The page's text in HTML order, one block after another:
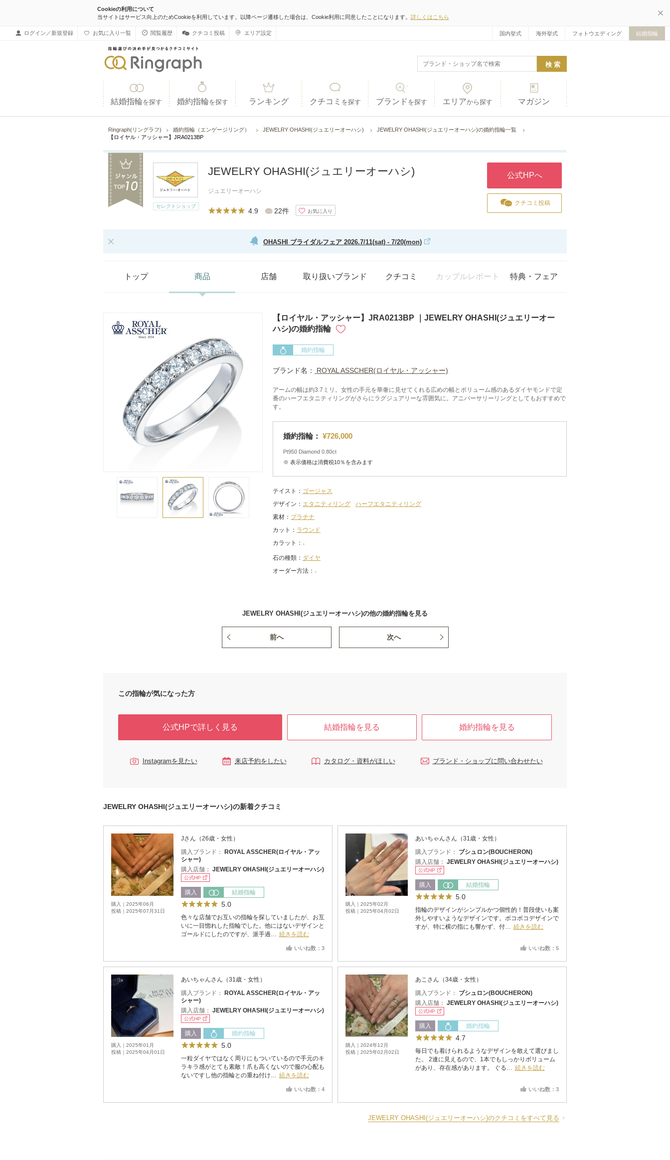
Cookieの利用について
当サイトはサービス向上のためCookieを利用しています。以降ページ遷移した場合は、Cookie利用に同意したことになります。 詳しくはこちら
ログイン／新規登録 お気に入り一覧 閲覧履歴 クチコミ投稿 エリア設定 国内挙式 海外挙式 フォトウエディング 結婚指輪
結婚指輪を探す 婚約指輪を探す ランキング クチコミ を探す ブランド を探す エリアから探す マガジン
Ringraph(リングラフ) 婚約指輪（エンゲージリング） JEWELRY OHASHI(ジュエリーオーハシ)
JEWELRY OHASHI(ジュエリーオーハシ)の婚約指輪一覧
【ロイヤル・アッシャー】JRA0213BP
セレクトショップ
JEWELRY OHASHI(ジュエリーオーハシ)
ジュエリーオーハシ
4.9 22件 お気に入り
公式HPへ
クチコミ投稿
OHASHI ブライダルフェア 2026.7/11(sat) - 7/20(mon)
トップ 商品 店舗 取り扱いブランド クチコミ カップルレポート 特典・フェア
【ロイヤル・アッシャー】JRA0213BP ｜JEWELRY OHASHI(ジュエリーオー
ハシ)の婚約指輪
婚約指輪
ブランド名： ROYAL ASSCHER(ロイヤル・アッシャー)
アームの幅は約3.7ミリ。女性の手元を華奢に見せてくれる広めの幅とボリューム感のあるダイヤモンドで定
番のハーフエタニティリングがさらにラグジュアリーな雰囲気に。アニバーサリーリングとしてもおすすめで
す。
婚約指輪： ¥726,000
Pt950 Diamond 0.80ct
※ 表示価格は消費税10％を含みます
テイスト
ゴージャス
デザイン
エタニティリング
ハーフエタニティリング
素材
プラチナ
カット
ラウンド
カラット
石の種類
ダイヤ
オーダー方法
JEWELRY OHASHI(ジュエリーオーハシ)の他の婚約指輪を見る
前へ 次へ
この指輪が気になった方
公式HPで詳しく見る 結婚指輪を見る 婚約指輪を見る
Instagramを見たい 来店予約をしたい カタログ・資料がほしい ブランド・ショップに問い合わせたい
JEWELRY OHASHI(ジュエリーオーハシ)の新着クチコミ
購入｜2025年06月
投稿｜2025年07月31日
Jさん（26歳・女性）
購入ブランド：
ROYAL ASSCHER(ロイヤル・アッ
シャー)
購入店舗： JEWELRY OHASHI(ジュエリーオーハシ)
公式HP
購入 結婚指輪
5.0
色々な店舗でお互いの指輪を探していましたが、お互
いに一目惚れした指輪でした。他にはないデザインと
ゴールドにしたのですが、派手過… 続きを読む
いいね数：3
購入｜2025年02月
投稿｜2025年04月02日
あいちゃんさん（31歳・女性）
購入ブランド： ブシュロン(BOUCHERON)
購入店舗： JEWELRY OHASHI(ジュエリーオーハシ)
公式HP
購入 結婚指輪
5.0
指輪のデザインがシンプルかつ個性的！普段使いも案
外しやすいようなデザインです。ボコボコデザインで
すが、特に横の指にも響かず、付… 続きを読む
いいね数：5
購入｜2025年01月
投稿｜2025年04月01日
あいちゃんさん（31歳・女性）
購入ブランド：
ROYAL ASSCHER(ロイヤル・アッ
シャー)
購入店舗： JEWELRY OHASHI(ジュエリーオーハシ)
公式HP
購入 婚約指輪
5.0
一粒ダイヤではなく周りにもついているので手元のキ
ラキラ感がとても素敵！爪も高くないので服の心配も
ないですし他の指輪との重ね付け… 続きを読む
いいね数：4
購入｜2024年12月
投稿｜2025年02月02日
あこさん（34歳・女性）
購入ブランド： ブシュロン(BOUCHERON)
購入店舗： JEWELRY OHASHI(ジュエリーオーハシ)
公式HP
購入 婚約指輪
4.7
毎日でも着けられるようなデザインを敢えて選びまし
た。 2連に見えるので、1本でもしっかりボリューム
があり、存在感があります。 ぐる… 続きを読む
いいね数：3
JEWELRY OHASHI(ジュエリーオーハシ)のクチコミをすべて見る